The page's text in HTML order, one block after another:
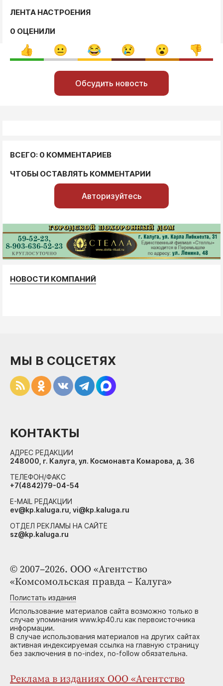
ЛЕНТА НАСТРОЕНИЯ
0 ОЦЕНИЛИ
Обсудить новость
ВСЕГО: 0 КОММЕНТАРИЕВ
ЧТОБЫ ОСТАВЛЯТЬ КОММЕНТАРИИ
Авторизуйтесь
НОВОСТИ КОМПАНИЙ
© 2007–2026. ООО «Агентство
«Комсомольская правда – Калуга»
Полистать издания
Использование материалов сайта возможно только в
случае упоминания www.kp40.ru как первоисточника
информации.
В случае использования материалов на других сайтах
активная индексируемая ссылка на главную страницу
без заключения в no-index, no-follow обязательна.
Реклама в изданиях ООО «Агентство
МЫ В СОЦСЕТЯХ
КОНТАКТЫ
АДРЕС РЕДАКЦИИ
248000, г. Калуга, ул. Космонавта Комарова, д. 36
ТЕЛЕФОН/ФАКС
+7(4842)79-04-54
E-MAIL РЕДАКЦИИ
ev@kp.kaluga.ru, vi@kp.kaluga.ru
ОТДЕЛ РЕКЛАМЫ НА САЙТЕ
sz@kp.kaluga.ru